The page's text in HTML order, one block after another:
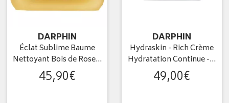
DARPHIN
Éclat Sublime Baume
Nettoyant Bois de Rose…
45,90€
DARPHIN
Hydraskin - Rich Crème
Hydratation Continue -…
49,00€